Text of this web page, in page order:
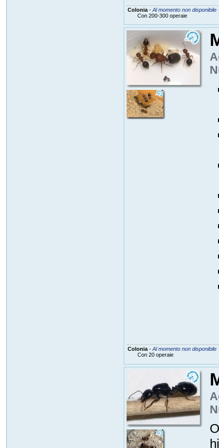
Colonia- Al momento non disponibile
Con 200-300 operaie
Colonia- Al momento non disponibile
Con 20 operaie